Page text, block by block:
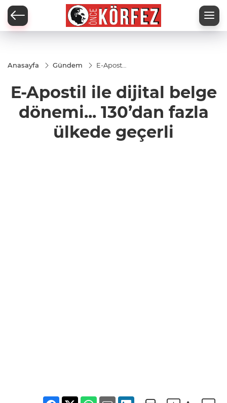
Anasayfa Gündem
E-Apostil
dönemi...
130’dan
fazla
ülkede
E-Apostil ile dijital belge
dönemi... 130’dan fazla
ülkede geçerli